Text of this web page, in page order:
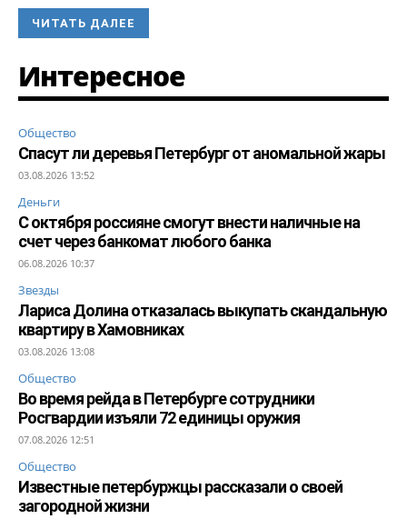
ЧИТАТЬ ДАЛЕЕ
Интересное
Общество
Спасут ли деревья Петербург от аномальной жары
03.08.2026 13:52
Деньги
С октября россияне смогут внести наличные на
счет через банкомат любого банка
06.08.2026 10:37
Звезды
Лариса Долина отказалась выкупать скандальную
квартиру в Хамовниках
03.08.2026 13:08
Общество
Во время рейда в Петербурге сотрудники
Росгвардии изъяли 72 единицы оружия
07.08.2026 12:51
Общество
Известные петербуржцы рассказали о своей
загородной жизни